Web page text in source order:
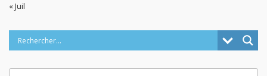
« Juil